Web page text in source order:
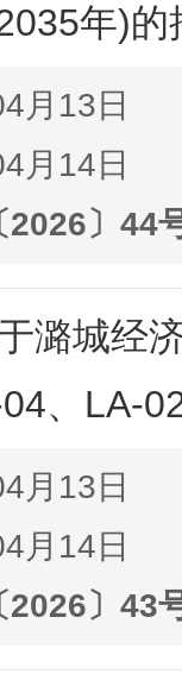
年)的
月13日
月14日
2026〕44
潞城经
、LA-
月13日
月14日
2026〕43